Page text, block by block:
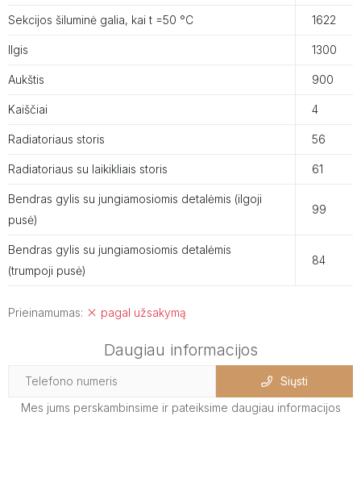
Sekcijos šiluminė galia, kai t =50 °C 1622
Ilgis 1300
Aukštis 900
Kaiščiai 4
Radiatoriaus storis 56
Radiatoriaus su laikikliais storis 61
Bendras gylis su jungiamosiomis detalėmis (ilgoji
pusė)
99
Bendras gylis su jungiamosiomis detalėmis
(trumpoji pusė)
84
Prieinamumas: pagal užsakymą
Daugiau informacijos
Siųsti
Mes jums perskambinsime ir pateiksime daugiau informacijos